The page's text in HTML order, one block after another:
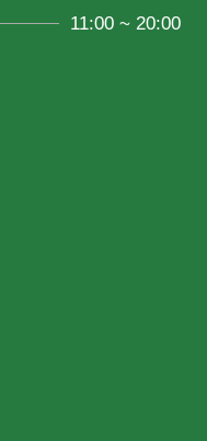
11:00 ~ 20:00